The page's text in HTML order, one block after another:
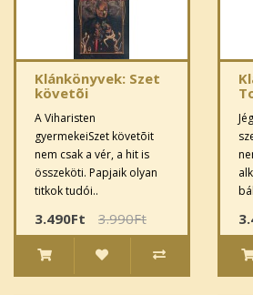
Klánkönyvek: Szet
követõi
A Viharisten
gyermekeiSzet követõit
nem csak a vér, a hit is
összeköti. Papjaik olyan
titkok tudói..
3.490Ft 3.990Ft